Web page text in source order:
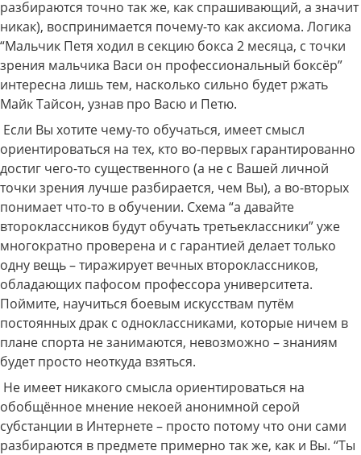
разбираются точно так же, как спрашивающий, а значит
никак), воспринимается почему-то как аксиома. Логика
“Мальчик Петя ходил в секцию бокса 2 месяца, с точки
зрения мальчика Васи он профессиональный боксёр”
интересна лишь тем, насколько сильно будет ржать
Майк Тайсон, узнав про Васю и Петю.
Если Вы хотите чему-то обучаться, имеет смысл
ориентироваться на тех, кто во-первых гарантированно
достиг чего-то существенного (а не с Вашей личной
точки зрения лучше разбирается, чем Вы), а во-вторых
понимает что-то в обучении. Схема “а давайте
второклассников будут обучать третьеклассники” уже
многократно проверена и с гарантией делает только
одну вещь – тиражирует вечных второклассников,
обладающих пафосом профессора университета.
Поймите, научиться боевым искусствам путём
постоянных драк с одноклассниками, которые ничем в
плане спорта не занимаются, невозможно – знаниям
будет просто неоткуда взяться.
Не имеет никакого смысла ориентироваться на
обобщённое мнение некоей анонимной серой
субстанции в Интернете – просто потому что они сами
разбираются в предмете примерно так же, как и Вы. “Ты